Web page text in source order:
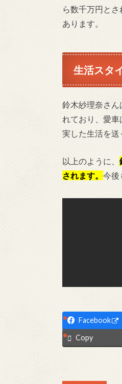
ら数千万円と
あります。
生活スタ
鈴木紗理奈さ
れており、愛
実した生活を送
以上のように、
されます。 今後
Facebook
Copy